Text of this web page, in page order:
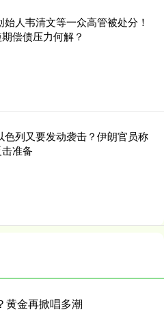
始人韦清文等一众高管被处分！
偿债压力何解？
色列又要发动袭击？伊朗官员称
准备
黄金再掀唱多潮